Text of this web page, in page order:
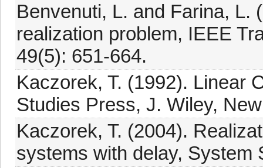
Benvenuti, L. and Farina, L.
realization problem, IEEE
49(5): 651-664.
Kaczorek, T. (1992). Linear
Studies Press, J. Wiley,
Kaczorek, T. (2004).
systems with delay, System